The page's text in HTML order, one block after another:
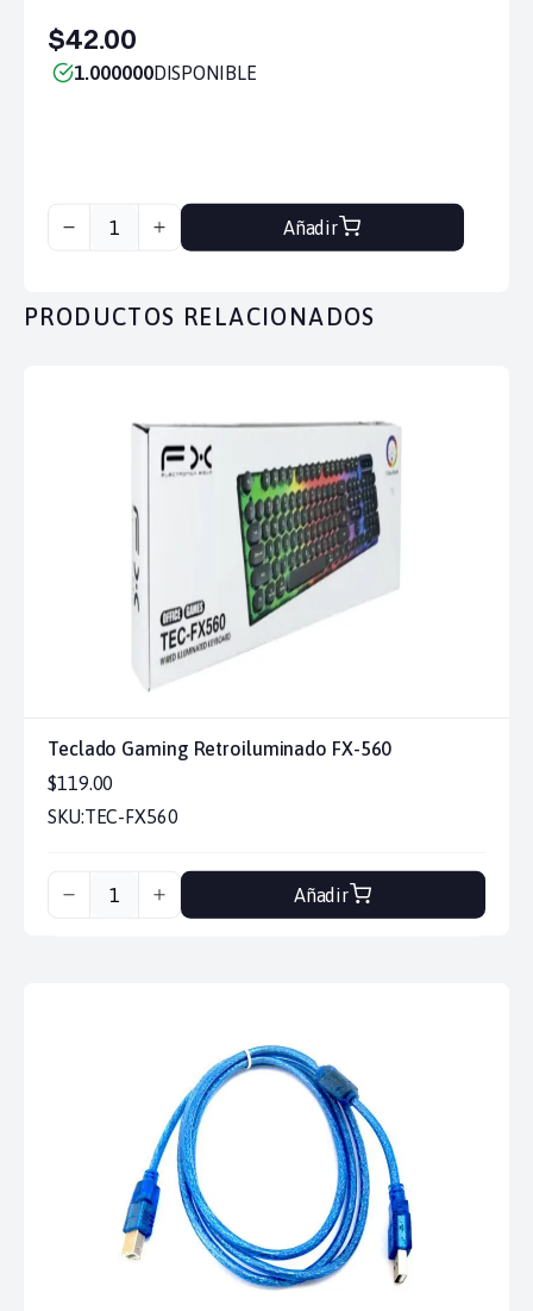
$42.00
1.000000DISPONIBLE
Añadir
PRODUCTOS RELACIONADOS
Teclado Gaming Retroiluminado FX-560
$119.00
SKU:TEC-FX560
Añadir